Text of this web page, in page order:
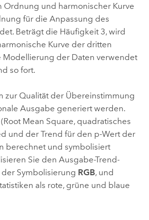
Ordnung und harmonischer Kurve
für die Anpassung des
Beträgt die Häufigkeit 3, wird
Kurve der dritten
Modellierung der Daten verwendet
so fort.
zur Qualität der Übereinstimmung
Ausgabe generiert werden.
Mean Square, quadratisches
und der Trend für den p-Wert der
berechnet und symbolisiert
Sie den Ausgabe-Trend-
der Symbolisierung RGB, und
als rote, grüne und blaue